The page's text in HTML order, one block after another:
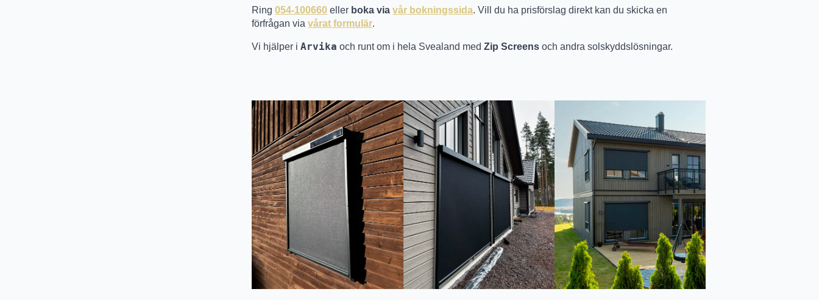
Ring054-100660 eller boka viavår bokningssida. Vill du ha prisförslag direkt kan du skicka en
förfrågan viavårat formulär.
Vi hjälper iArvika och runt om i hela Svealand medZip Screens och andra solskyddslösningar.